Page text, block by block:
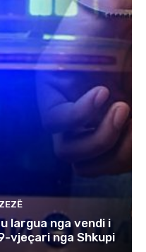
largua nga vendi i
vjeçari nga Shkupi